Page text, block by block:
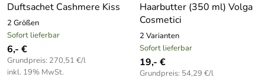
Duftsachet Cashmere Kiss
2 Größen
Sofort lieferbar
6,- €
Grundpreis: 270,51 €/l
inkl. 19% MwSt.
Haarbutter (350 ml) Volga
Cosmetici
2 Varianten
Sofort lieferbar
19,- €
Grundpreis: 54,29 €/l